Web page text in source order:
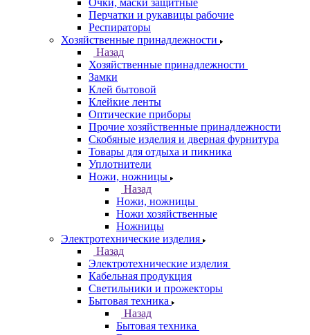
Очки, маски защитные
Перчатки и рукавицы рабочие
Респираторы
Хозяйственные принадлежности
Назад
Хозяйственные принадлежности
Замки
Клей бытовой
Клейкие ленты
Оптические приборы
Прочие хозяйственные принадлежности
Скобяные изделия и дверная фурнитура
Товары для отдыха и пикника
Уплотнители
Ножи, ножницы
Назад
Ножи, ножницы
Ножи хозяйственные
Ножницы
Электротехнические изделия
Назад
Электротехнические изделия
Кабельная продукция
Светильники и прожекторы
Бытовая техника
Назад
Бытовая техника